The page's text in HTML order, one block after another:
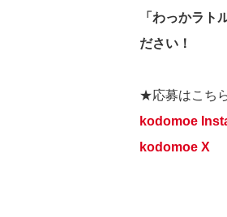
「わっかラ
ださい！
★応募はこち
kodomoe
kodomoe X